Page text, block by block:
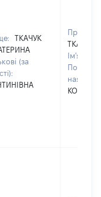
ТКАЧУК
(за
ТКАЧУК
Ім'я:
По